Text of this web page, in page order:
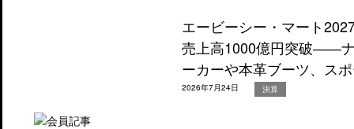
エービーシー・マート
売上高1000億円突破――
ーカーや本革ブーツ、ス
2026年7月24日 決算